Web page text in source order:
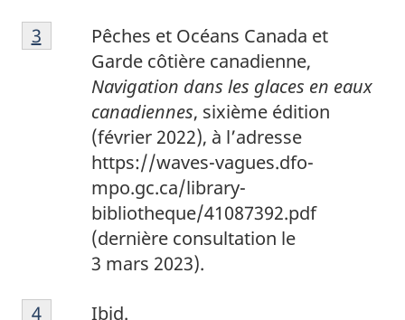
3
Pêches et Océans Canada et
Garde côtière canadienne,
Navigation dans les glaces en eaux
canadiennes, sixième édition
(février 2022), à l’adresse
https://waves-vagues.dfo-
mpo.gc.ca/library-
bibliotheque/41087392.pdf
(dernière consultation le
3 mars 2023).
Return to footnote
3 referrer
4 Ibid.
Return to footnote
4referrer